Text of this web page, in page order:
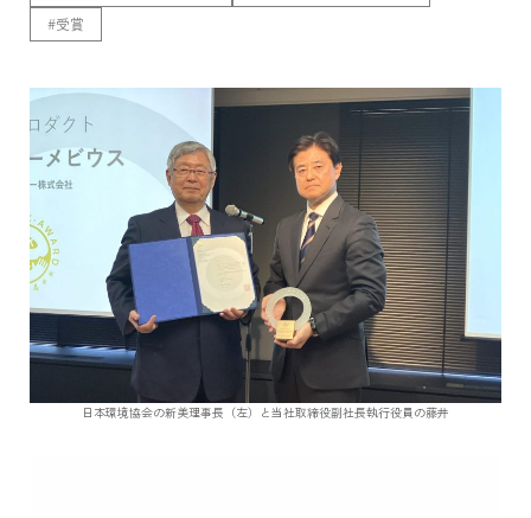
#受賞
日本環境協会の新美理事長（左）と当社取締役副社長執行役員の藤井